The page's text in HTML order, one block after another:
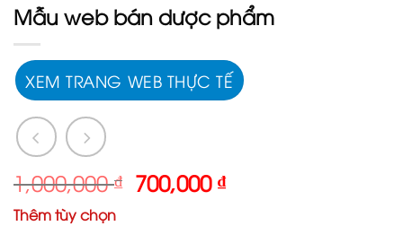
Mẫu web bán dược phẩm
XEM TRANG WEB THỰC TẾ
1,000,000₫ Giá
gốc
700,000₫Giá
Thêm tùy chọn